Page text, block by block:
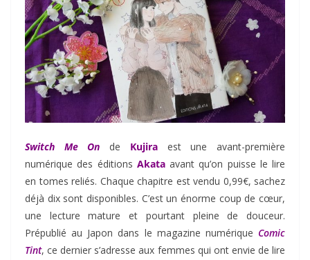
Switch Me On de Kujira est une avant-première
numérique des éditions Akataavant qu’on puisse le lire
en tomes reliés. Chaque chapitre est vendu 0,99€, sachez
déjà dix sont disponibles. C’est un énorme coup de cœur,
une lecture mature et pourtant pleine de douceur.
Prépublié au Japon dans le magazine numérique Comic
Tint, ce dernier s’adresse aux femmes qui ont envie de lire